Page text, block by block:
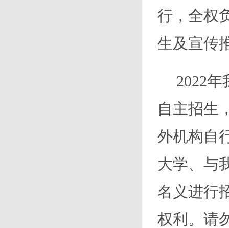
行，全权
生及宣传
2022
自主招生
外机构自
大学、与
名义进行
权利。请